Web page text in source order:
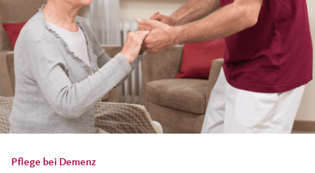
Pflege bei Demenz